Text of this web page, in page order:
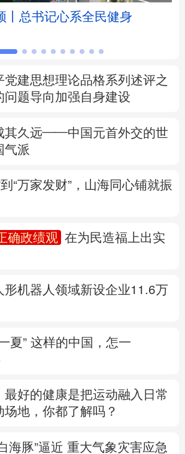
安徽 福建
河南 湖北
广西 海南 重庆
甘肃
日本語 한국어
丨总书记心系全民健身
党建思想理论品格系列述评之
问题导向加强自身建设
其久远——中国元首外交的世
气派
到“万家发财”，山海同心铺就振
确政绩观
在为民造福上出实
形机器人领域新设企业11.6万
夏” 这样的中国，怎一
最好的健康是把运动融入日常
场地，你都了解吗？
海豚”逼近 重大气象灾害应急